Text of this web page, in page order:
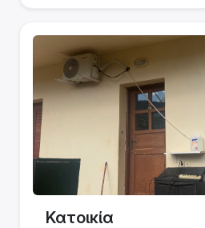
Κατοικία